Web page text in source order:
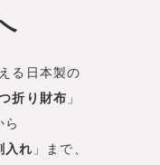
る日本製の
折り財布 」
ら
入れ 」まで、